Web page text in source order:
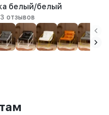
белый/белый
отзывов